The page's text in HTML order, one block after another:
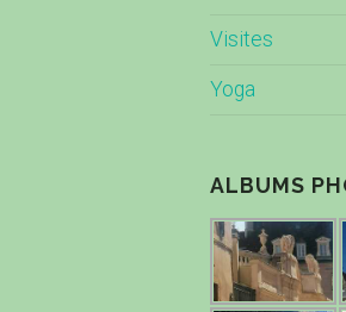
Visites
Yoga
ALBUMS